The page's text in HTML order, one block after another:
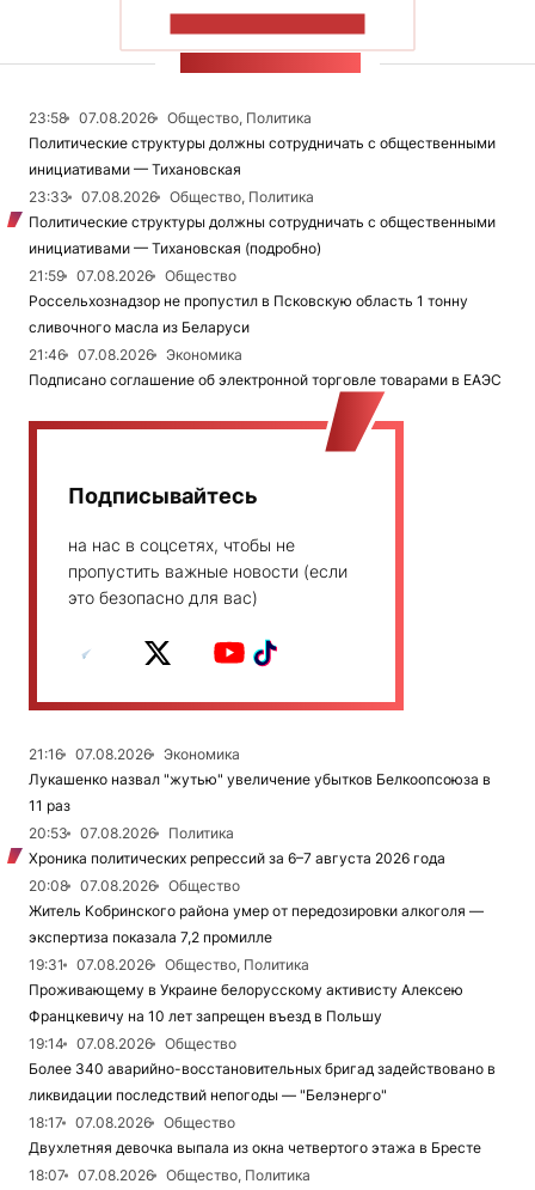
23:58 07.08.2026
Общество, Политика
Политические структуры должны сотрудничать с общественными
инициативами — Тихановская
23:33
07.08.2026
Общество, Политика
Политические структуры должны сотрудничать с общественными
инициативами — Тихановская (подробно)
21:59
07.08.2026
Общество
Россельхознадзор не пропустил в Псковскую область 1 тонну
сливочного масла из Беларуси
21:46
07.08.2026
Экономика
Подписано соглашение об электронной торговле товарами в ЕАЭС
Подписывайтесь
на нас в соцсетях, чтобы не
пропустить важные новости (если
это безопасно для вас)
21:16 07.08.2026
Экономика
Лукашенко назвал "жутью" увеличение убытков Белкоопсоюза в
11 раз
20:53
07.08.2026
Политика
Хроника политических репрессий за 6–7 августа 2026 года
20:08
07.08.2026
Общество
Житель Кобринского района умер от передозировки алкоголя —
экспертиза показала 7,2 промилле
19:31
07.08.2026
Общество, Политика
Проживающему в Украине белорусскому активисту Алексею
Францкевичу на 10 лет запрещен въезд в Польшу
19:14
07.08.2026
Общество
Более 340 аварийно-восстановительных бригад задействовано в
ликвидации последствий непогоды — "Белэнерго"
18:17
07.08.2026
Общество
Двухлетняя девочка выпала из окна четвертого этажа в Бресте
18:07
07.08.2026
Общество, Политика